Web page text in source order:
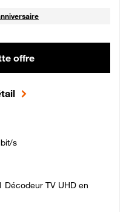
offre
s
Décodeur TV UHD en